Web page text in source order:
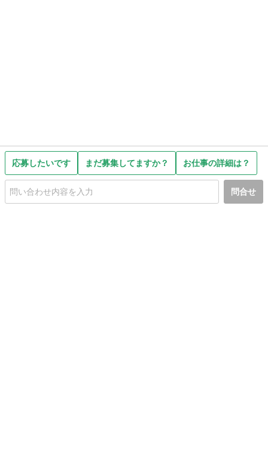
応募したいです まだ募集してますか？ お仕事の詳細は？
問合せ